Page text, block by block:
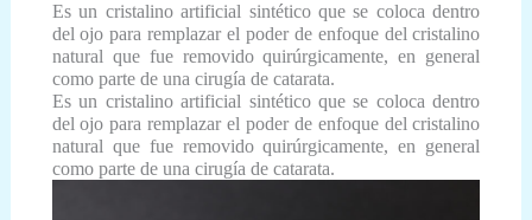
Es un cristalino artificial sintético que se coloca dentro
del ojo para remplazar el poder de enfoque del cristalino
natural que fue removido quirúrgicamente, en general
como parte de una cirugía de catarata.
Es un cristalino artificial sintético que se coloca dentro
del ojo para remplazar el poder de enfoque del cristalino
natural que fue removido quirúrgicamente, en general
como parte de una cirugía de catarata.